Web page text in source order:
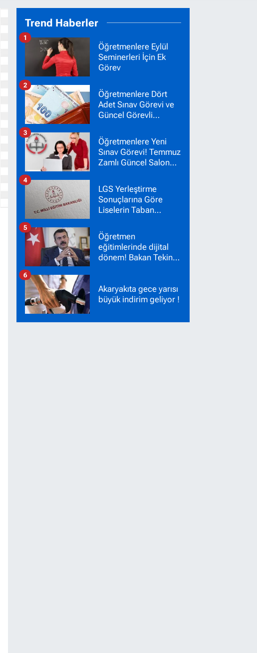
Trend Haberler
Öğretmenlere Eylül
Seminerleri İçin Ek
Görev
1
Öğretmenlere Dört
Adet Sınav Görevi ve
Güncel Görevli
2
Öğretmenlere Yeni
Sınav Görevi! Temmuz
Zamlı Güncel Salon
Ücretleri
3
LGS Yerleştirme
Sonuçlarına Göre
Liselerin Taban
Nakil Başvuruları
Başladı!
4
Öğretmen
eğitimlerinde dijital
dönem! Bakan Tekin
5
Akaryakıta gece yarısı
büyük indirim geliyor !
6